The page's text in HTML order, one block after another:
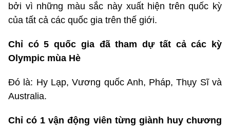
bởi vì những màu sắc này xuất hiện trên quốc kỳ
của tất cả các quốc gia trên thế giới.
Chỉ có 5 quốc gia đã tham dự tất cả các kỳ
Olympic mùa Hè
Đó là: Hy Lạp, Vương quốc Anh, Pháp, Thụy Sĩ và
Australia.
Chỉ có 1 vận động viên từng giành huy chương